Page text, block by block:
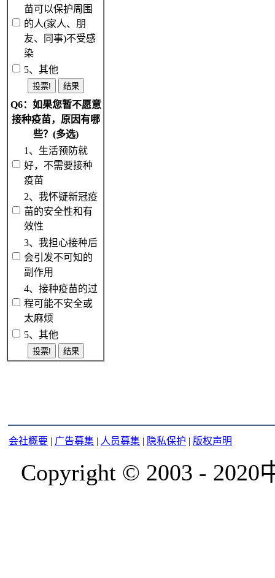
苗可以保护周围
的人(家人、朋
友、同事)不受感
染
5、其他
Q6：如果您暂不愿意
接种疫苗，原因有哪
些？(多选)
1、生活预防就
好，不需要接种
疫苗
2、我怀疑新冠疫
苗的安全性和有
效性
3、我担心接种后
会引发不可知的
副作用
4、接种疫苗的过
程可能不安全或
太麻烦
5、其他
会社概要 | 广告募集 | 人员募集 | 隐私保护 | 版权声明
Copyright © 2003 -